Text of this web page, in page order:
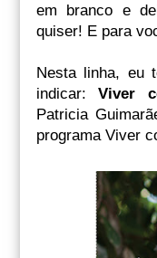
em branco e
quiser! E para
Nesta linha, eu
indicar:Viver
Patricia
programa Viver